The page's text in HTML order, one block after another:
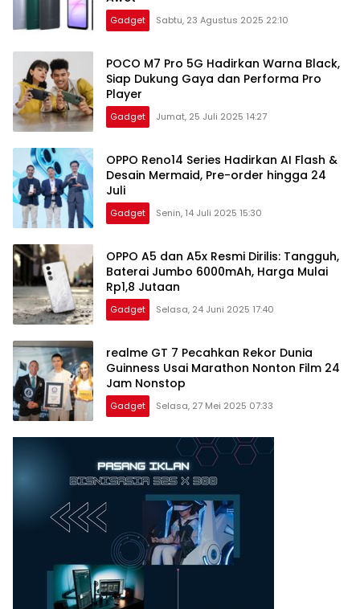
Gadget Sabtu, 23 Agustus 2025 22:10
POCO M7 Pro 5G Hadirkan Warna Black,
Siap Dukung Gaya dan Performa Pro
Player
Gadget Jumat, 25 Juli 2025 14:27
OPPO Reno14 Series Hadirkan AI Flash &
Desain Mermaid, Pre-order hingga 24
Juli
Gadget Senin, 14 Juli 2025 15:30
OPPO A5 dan A5x Resmi Dirilis: Tangguh,
Baterai Jumbo 6000mAh, Harga Mulai
Rp1,8 Jutaan
Gadget Selasa, 24 Juni 2025 17:40
realme GT 7 Pecahkan Rekor Dunia
Guinness Usai Marathon Nonton Film 24
Jam Nonstop
Gadget Selasa, 27 Mei 2025 07:33